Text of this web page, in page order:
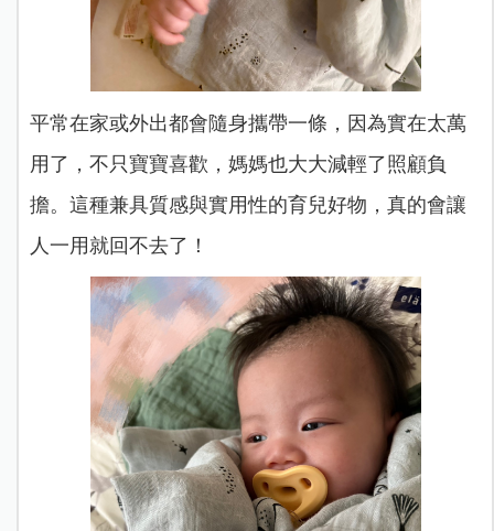
平常在家或外出都會隨身攜帶一條，因為實在太萬
用了，不只寶寶喜歡，媽媽也大大減輕了照顧負
擔。這種兼具質感與實用性的育兒好物，真的會讓
人一用就回不去了！